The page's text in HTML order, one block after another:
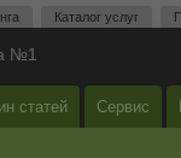
Каталог услуг
№1
статей Сервис